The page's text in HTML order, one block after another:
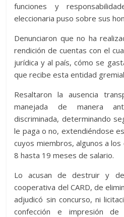
funciones y
eleccionaria puso sobre sus
Denunciaron que no ha
rendición de cuentas con el
jurídica y al país, cómo se
que recibe esta entidad
Resaltaron la ausencia
manejada de manera
discriminada, determinando
le paga o no, extendiéndose
cuyos miembros, algunos a
8 hasta 19 meses de salario.
Lo acusan de destruir y
cooperativa del CARD, de
adjudicó sin concurso, ni
confección e impresión